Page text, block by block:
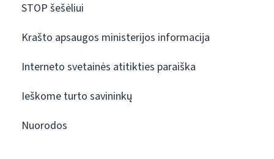
STOP šešėliui
Krašto apsaugos ministerijos informacija
Interneto svetainės atitikties paraiška
Ieškome turto savininkų
Nuorodos